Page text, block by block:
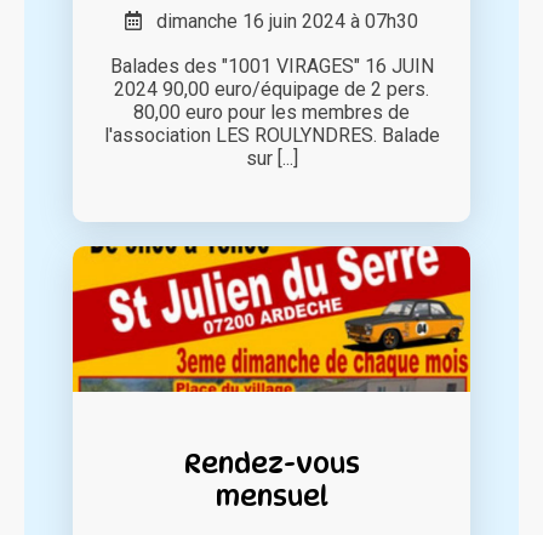
dimanche 16 juin 2024 à 07h30
Balades des "1001 VIRAGES" 16 JUIN
2024 90,00 euro/équipage de 2 pers.
80,00 euro pour les membres de
l'association LES ROULYNDRES. Balade
sur [...]
Rendez-vous
mensuel